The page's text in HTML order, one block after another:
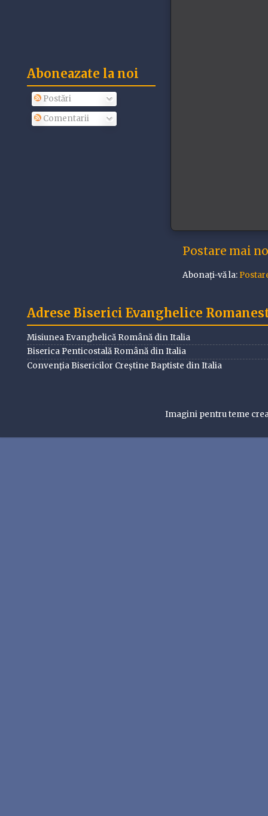
Postare mai
Abonați-vă la:
Aboneazate la noi
Postări
Comentarii
Adrese Biserici Evanghelice
Misiunea Evanghelică Română din Italia
Biserica Penticostală Română din Italia
Convenția Bisericilor Creștine Baptiste din Italia
Imagini pentru teme